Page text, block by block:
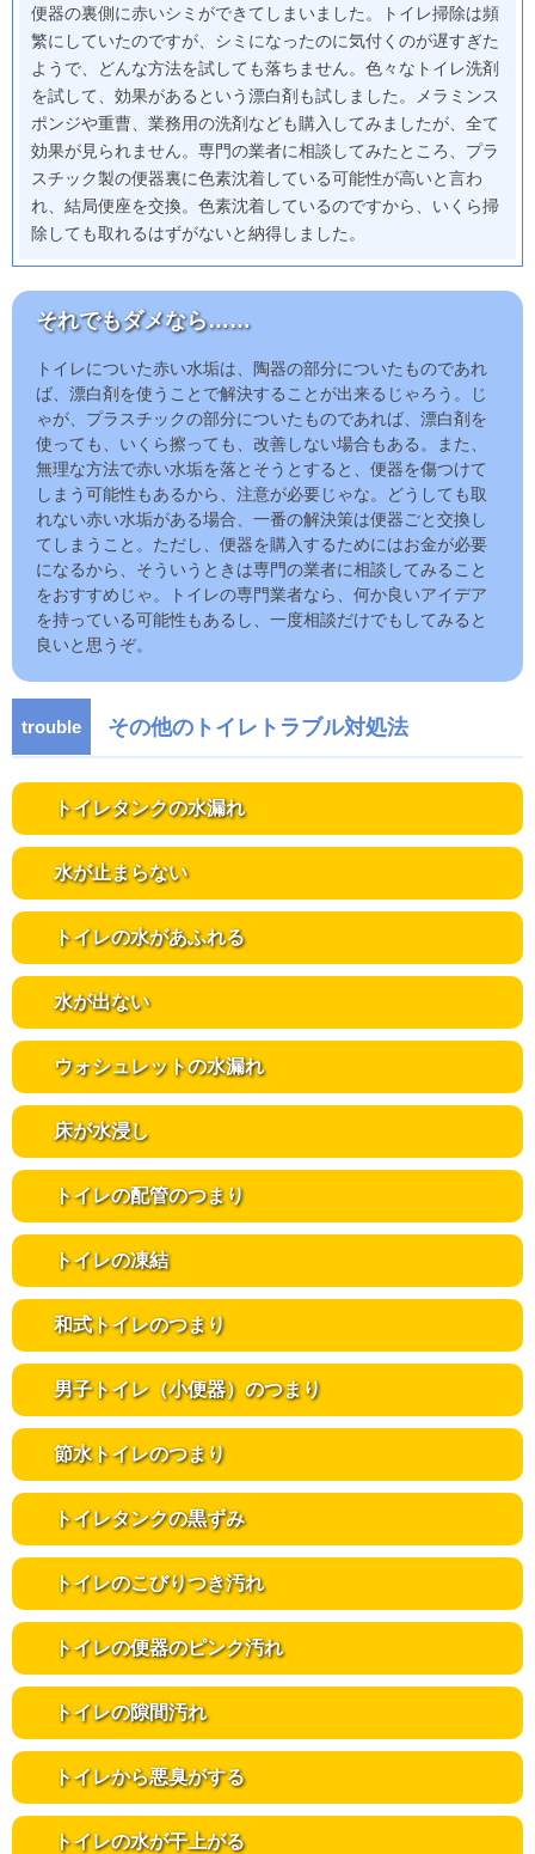
便器の裏側に赤いシミができてしまいました。トイレ掃除は頻
繁にしていたのですが、シミになったのに気付くのが遅すぎた
ようで、どんな方法を試しても落ちません。色々なトイレ洗剤
を試して、効果があるという漂白剤も試しました。メラミンス
ポンジや重曹、業務用の洗剤なども購入してみましたが、全て
効果が見られません。専門の業者に相談してみたところ、プラ
スチック製の便器裏に色素沈着している可能性が高いと言わ
れ、結局便座を交換。色素沈着しているのですから、いくら掃
除しても取れるはずがないと納得しました。
それでもダメなら……
トイレについた赤い水垢は、陶器の部分についたものであれ
ば、漂白剤を使うことで解決することが出来るじゃろう。じ
ゃが、プラスチックの部分についたものであれば、漂白剤を
使っても、いくら擦っても、改善しない場合もある。また、
無理な方法で赤い水垢を落とそうとすると、便器を傷つけて
しまう可能性もあるから、注意が必要じゃな。どうしても取
れない赤い水垢がある場合、一番の解決策は便器ごと交換し
てしまうこと。ただし、便器を購入するためにはお金が必要
になるから、そういうときは専門の業者に相談してみること
をおすすめじゃ。トイレの専門業者なら、何か良いアイデア
を持っている可能性もあるし、一度相談だけでもしてみると
良いと思うぞ。
その他のトイレトラブル対処法
トイレタンクの水漏れ
水が止まらない
トイレの水があふれる
水が出ない
ウォシュレットの水漏れ
床が水浸し
トイレの配管のつまり
トイレの凍結
和式トイレのつまり
男子トイレ（小便器）のつまり
節水トイレのつまり
トイレタンクの黒ずみ
トイレのこびりつき汚れ
トイレの便器のピンク汚れ
トイレの隙間汚れ
トイレから悪臭がする
トイレの水が干上がる